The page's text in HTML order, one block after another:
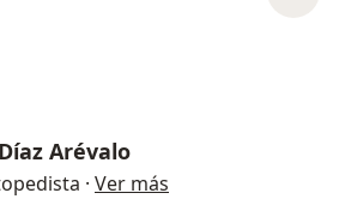
Arévalo
· Ver más